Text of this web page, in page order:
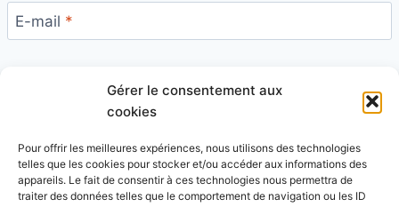
Gérer le consentement aux
cookies
Pour offrir les meilleures expériences, nous utilisons des technologies
telles que les cookies pour stocker et/ou accéder aux informations des
appareils. Le fait de consentir à ces technologies nous permettra de
traiter des données telles que le comportement de navigation ou les ID
E-mail *